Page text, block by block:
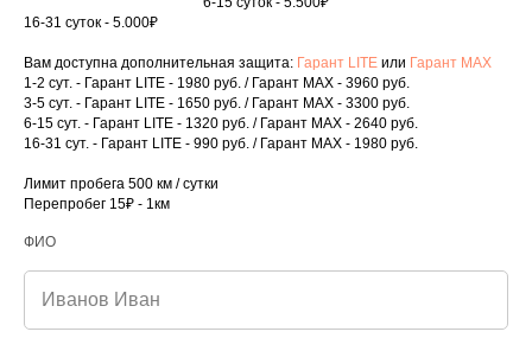
16-31 суток - 5.000₽
Вам доступна дополнительная защита: Гарант LITE или Гарант MAX
1-2 сут. - Гарант LITE - 1980 руб. / Гарант MAX - 3960 руб.
3-5 сут. - Гарант LITE - 1650 руб. / Гарант MAX - 3300 руб.
6-15 сут. - Гарант LITE - 1320 руб. / Гарант MAX - 2640 руб.
16-31 сут. - Гарант LITE - 990 руб. / Гарант MAX - 1980 руб.
Лимит пробега 500 км / сутки
Перепробег 15₽ - 1км
ФИО
Открыть форму
Вернуться на главную страницу